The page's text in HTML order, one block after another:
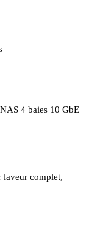
4 baies 10 GbE
laveur complet,